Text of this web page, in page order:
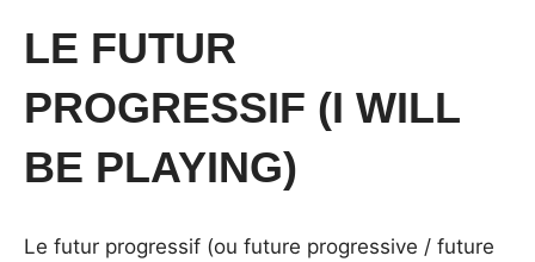
LE FUTUR
PROGRESSIF (I WILL
BE PLAYING)
Le futur progressif (ou future progressive / future